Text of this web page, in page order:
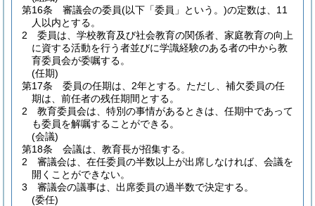
第16条
審議会の委員(以下「委員」という。)の定数は、11
人以内とする。
2
委員は、学校教育及び社会教育の関係者、家庭教育の向上
に資する活動を行う者並びに学識経験のある者の中から教
育委員会が委嘱する。
(任期)
第17条
委員の任期は、2年とする。 ただし、補欠委員の任
期は、前任者の残任期間とする。
2
教育委員会は、特別の事情があるときは、任期中であって
も委員を解嘱することができる。
(会議)
第18条
会議は、教育長が招集する。
2
審議会は、在任委員の半数以上が出席しなければ、会議を
開くことができない。
3
審議会の議事は、出席委員の過半数で決定する。
(委任)